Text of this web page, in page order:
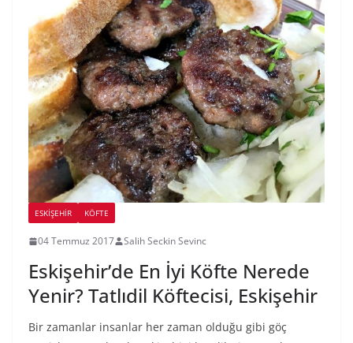
ESKIŞEHIR KÖFTE
04 Temmuz 2017 Salih Seckin Sevinc
Eskişehir’de En İyi Köfte Nerede
Yenir? Tatlıdil Köftecisi, Eskişehir
Bir zamanlar insanlar her zaman olduğu gibi göç